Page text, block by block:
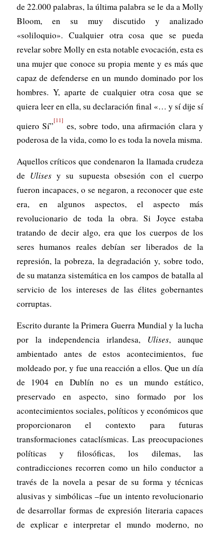
de 22.000 palabras, la última palabra se le da a Molly
Bloom, en su muy discutido y analizado
«soliloquio». Cualquier otra cosa que se pueda
revelar sobre Molly en esta notable evocación, esta es
una mujer que conoce su propia mente y es más que
capaz de defenderse en un mundo dominado por los
hombres. Y, aparte de cualquier otra cosa que se
quiera leer en ella, su declaración final «… y sí dije sí
quiero Sí”[11] es, sobre todo, una afirmación clara y
poderosa de la vida, como lo es toda la novela misma.
Aquellos críticos que condenaron la llamada crudeza
de Ulisesy su supuesta obsesión con el cuerpo
fueron incapaces, o se negaron, a reconocer que este
era, en algunos aspectos, el aspecto más
revolucionario de toda la obra. Si Joyce estaba
tratando de decir algo, era que los cuerpos de los
seres humanos reales debían ser liberados de la
represión, la pobreza, la degradación y, sobre todo,
de su matanza sistemática en los campos de batalla al
servicio de los intereses de las élites gobernantes
corruptas.
Escrito durante la Primera Guerra Mundial y la lucha
por la independencia irlandesa, Ulises, aunque
ambientado antes de estos acontecimientos, fue
moldeado por, y fue una reacción a ellos. Que un día
de 1904 en Dublín no es un mundo estático,
preservado en aspecto, sino formado por los
acontecimientos sociales, políticos y económicos que
proporcionaron el contexto para futuras
transformaciones cataclísmicas. Las preocupaciones
políticas y filosóficas, los dilemas, las
contradicciones recorren como un hilo conductor a
través de la novela a pesar de su forma y técnicas
alusivas y simbólicas –fue un intento revolucionario
de desarrollar formas de expresión literaria capaces
de explicar e interpretar el mundo moderno, no